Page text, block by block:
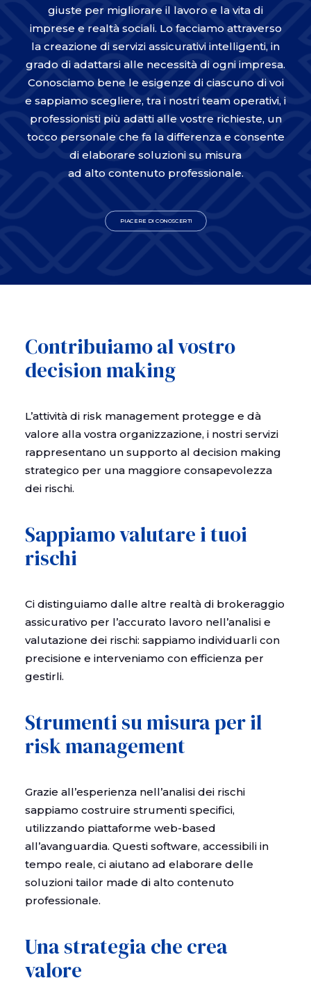
giuste per migliorare il lavoro e la vita di
imprese e realtà sociali. Lo facciamo attraverso
la creazione di servizi assicurativi intelligenti, in
grado di adattarsi alle necessità di ogni impresa.
Conosciamo bene le esigenze di ciascuno di voi
e sappiamo scegliere, tra i nostri team operativi, i
professionisti più adatti alle vostre richieste, un
tocco personale che fa la differenza e consente
di elaborare soluzioni su misura
ad alto contenuto professionale.
PIACERE DI CONOSCERTI
Contribuiamo al vostro
decision making
L’attività di risk management protegge e dà
valore alla vostra organizzazione, i nostri servizi
rappresentano un supporto al decision making
strategico per una maggiore consapevolezza
dei rischi.
Sappiamo valutare i tuoi
rischi
Ci distinguiamo dalle altre realtà di brokeraggio
assicurativo per l’accurato lavoro nell’analisi e
valutazione dei rischi: sappiamo individuarli con
precisione e interveniamo con efficienza per
gestirli.
Strumenti su misura per il
risk management
Grazie all’esperienza nell’analisi dei rischi
sappiamo costruire strumenti specifici,
utilizzando piattaforme web-based
all’avanguardia. Questi software, accessibili in
tempo reale, ci aiutano ad elaborare delle
soluzioni tailor made di alto contenuto
professionale.
Una strategia che crea
valore